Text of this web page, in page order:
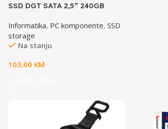
SSD DGT SATA 2,5” 240GB
Informatika, PC komponente,SSD
storage
Na stanju
103,00 KM